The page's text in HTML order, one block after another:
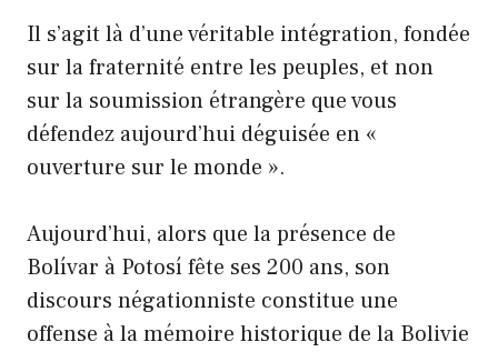
Il s’agit là d’une véritable intégration, fondée
sur la fraternité entre les peuples, et non
sur la soumission étrangère que vous
défendez aujourd’hui déguisée en «
ouverture sur le monde ».
Aujourd’hui, alors que la présence de
Bolívar à Potosí fête ses 200 ans, son
discours négationniste constitue une
offense à la mémoire historique de la Bolivie